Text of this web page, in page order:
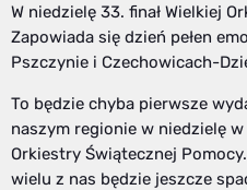
W niedzielę 33. finał Wielkiej
Zapowiada się dzień pełen
Pszczynie i Czechowicach-
To będzie chyba pierwsze
naszym regionie w niedzielę w
Orkiestry Świątecznej
wielu z nas będzie jeszcze